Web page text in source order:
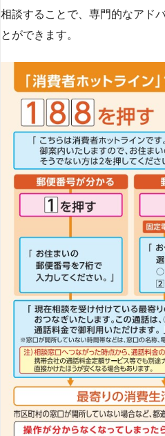
相談することで、専門的なアド
とができます​​。